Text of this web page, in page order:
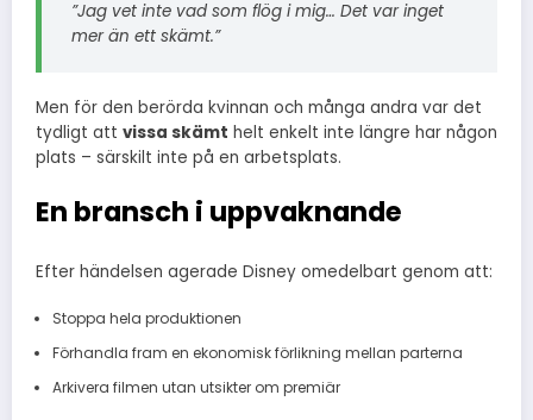
”Jag vet inte vad som flög i mig… Det var inget
mer än ett skämt.”
Men för den berörda kvinnan och många andra var det
tydligt att vissa skämt helt enkelt inte längre har någon
plats – särskilt inte på en arbetsplats.
En bransch i uppvaknande
Efter händelsen agerade Disney omedelbart genom att:
Stoppa hela produktionen
Förhandla fram en ekonomisk förlikning mellan parterna
Arkivera filmen utan utsikter om premiär